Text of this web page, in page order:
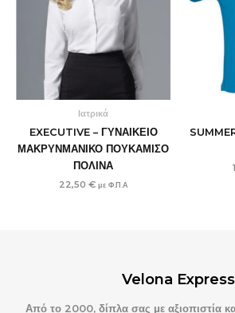
Ιατρικά
EXECUTIVE – ΓΥΝΑΙΚΕΙΟ
ΜΑΚΡΥΝΜΑΝΙΚΟ ΠΟΥΚΑΜΙΣΟ
ΠΟΛΙΝΑ
22,50 € με Φ.Π.Α
Velona Express
Από το 2000, δίπλα σας με αξιοπιστία